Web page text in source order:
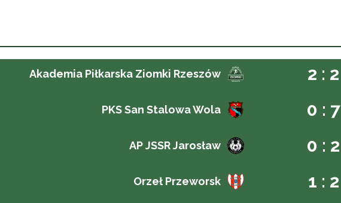
Akademia Piłkarska Ziomki Rzeszów 2 : 2
PKS San Stalowa Wola 0 : 7
AP JSSR Jarosław 0 : 2
Orzeł Przeworsk 1 : 2